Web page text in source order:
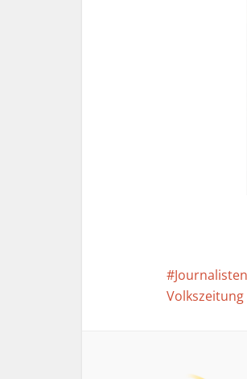
Volkszeitung